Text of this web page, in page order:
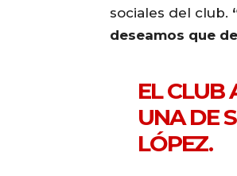
sociales del club.
deseamos que
EL CLUB
UNA DE
LÓPEZ.